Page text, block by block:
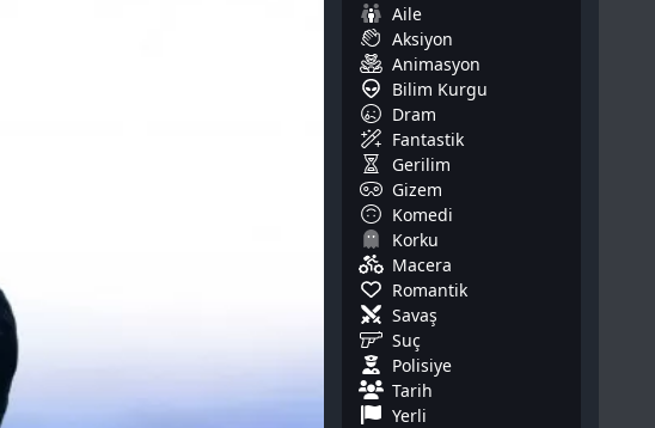
Aile
Aksiyon
Animasyon
Bilim Kurgu
Dram
Fantastik
Gerilim
Gizem
Komedi
Korku
Macera
Romantik
Savaş
Suç
Polisiye
Tarih
Yerli